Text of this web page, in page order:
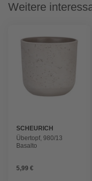
Weitere
SCHEURICH
Übertopf, 980/13
Basalto
5,99 €